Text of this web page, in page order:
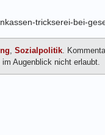
trickserei-bei-
Sozialpolitik .
Augenblick nicht erlaubt.